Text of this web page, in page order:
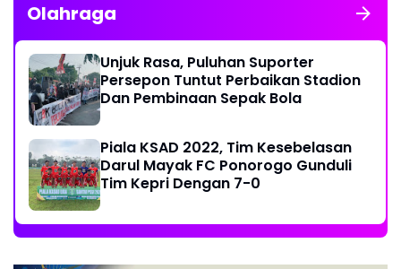
Olahraga
Unjuk Rasa, Puluhan Suporter
Persepon Tuntut Perbaikan Stadion
Dan Pembinaan Sepak Bola
Piala KSAD 2022, Tim Kesebelasan
Darul Mayak FC Ponorogo Gunduli
Tim Kepri Dengan 7-0